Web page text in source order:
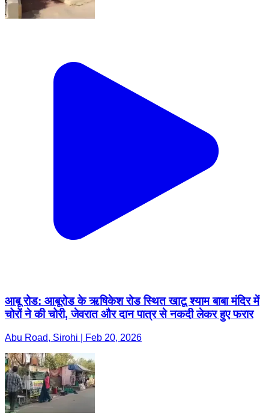
आबू रोड: आबूरोड के ऋषिकेश रोड स्थित खाटू श्याम बाबा मंदिर में
चोरों ने की चोरी, जेवरात और दान पात्र से नकदी लेकर हुए फरार
Abu Road, Sirohi | Feb 20, 2026